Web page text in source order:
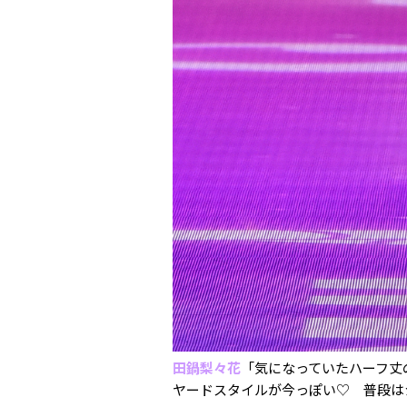
田鍋梨々花 「気になっていたハーフ
ヤードスタイルが今っぽい♡ 普段は